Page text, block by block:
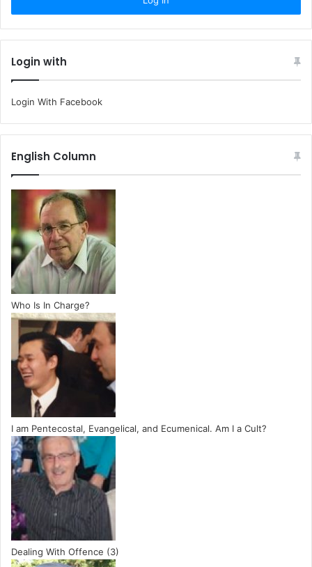
Login with
Login With Facebook
English Column
Who Is In Charge?
I am Pentecostal, Evangelical, and Ecumenical. Am I a Cult?
Dealing With Offence (3)